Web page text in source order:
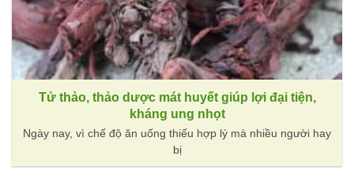
Tử thảo, thảo dược mát huyết giúp lợi đại tiện,
kháng ung nhọt
Ngày nay, vì chế độ ăn uống thiếu hợp lý mà nhiều người hay
bị